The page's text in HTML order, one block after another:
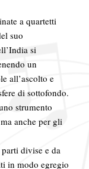
a quartetti
suo
si
un
all’ascolto e
di sottofondo.
strumento
anche per gli
divise e da
in modo egregio